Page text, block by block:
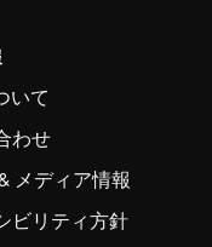
いて
わせ
メディア情報
ビリティ方針